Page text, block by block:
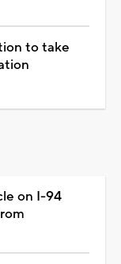
to take
on I-94